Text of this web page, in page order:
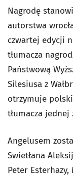
Nagrodę
autorstwa
czwartej edycji
tłumacza
Państwową
Silesiusa z
otrzymuje
tłumacza jednej
Angelusem
Swietłana
Peter